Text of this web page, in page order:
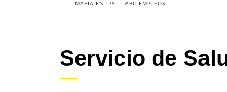
MAFIA EN IPS ABC EMPLEOS
Servicio de